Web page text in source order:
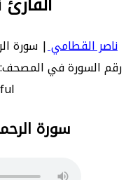
ناصر القطامي
سورة